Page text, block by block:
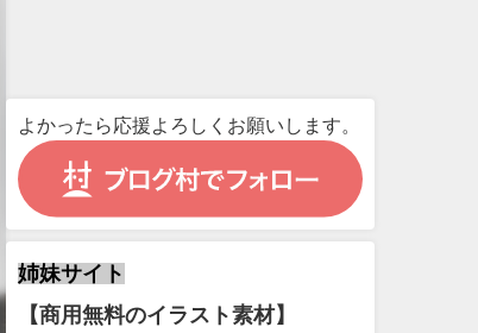
よかったら応援よろしくお願いします。
姉妹サイト
【商用無料のイラスト素材】